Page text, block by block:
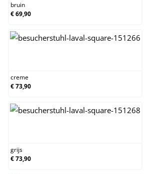
bruin
€ 69,90
creme
€ 73,90
grijs
€ 73,90